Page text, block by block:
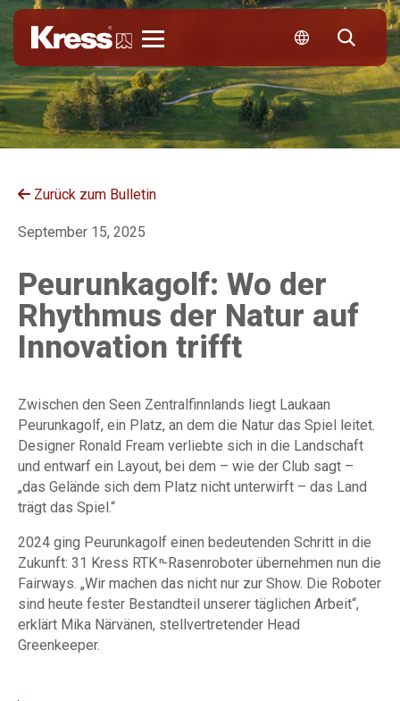
Zurück zum Bulletin
September 15, 2025
Peurunkagolf: Wo der
Rhythmus der Natur auf
Innovation trifft
Zwischen den Seen Zentralfinnlands liegt Laukaan
Peurunkagolf, ein Platz, an dem die Natur das Spiel leitet.
Designer Ronald Fream verliebte sich in die Landschaft
und entwarf ein Layout, bei dem – wie der Club sagt –
„das Gelände sich dem Platz nicht unterwirft – das Land
trägt das Spiel.“
2024 ging Peurunkagolf einen bedeutenden Schritt in die
Zukunft: 31 Kress RTK n-Rasenroboter übernehmen nun die
Fairways. „Wir machen das nicht nur zur Show. Die Roboter
sind heute fester Bestandteil unserer täglichen Arbeit“,
erklärt Mika Närvänen, stellvertretender Head
Greenkeeper.